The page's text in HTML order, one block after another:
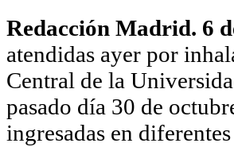
Redacción Madrid. 6
atendidas ayer por
Central de la
pasado día 30 de
ingresadas en